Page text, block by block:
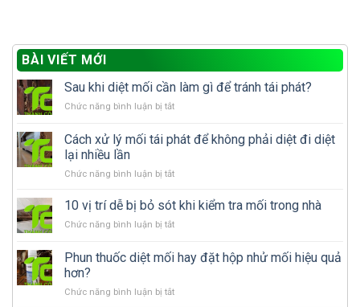
BÀI VIẾT MỚI
Sau khi diệt mối cần làm gì để tránh tái phát?
Chức năng bình luận bị tắtở
khi
diệt
cần
gì
tránh
phát?
Cách xử lý mối tái phát để không phải diệt đi diệt
lại nhiều lần
Chức năng bình luận bị tắtở
xử
mối
phát
phải
10 vị trí dễ bị bỏ sót khi kiểm tra mối trong nhà
Chức năng bình luận bị tắtở
vị
trí
bị
Phun thuốc diệt mối hay đặt hộp nhử mối hiệu quả
hơn?
Chức năng bình luận bị tắtở